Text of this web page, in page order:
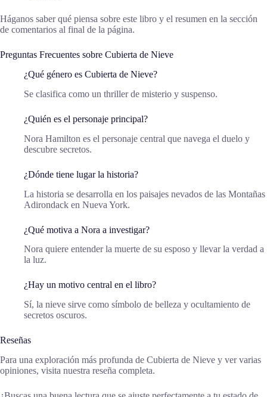
Háganos saber qué piensa sobre este libro y el resumen en la sección
de comentarios al final de la página.
Preguntas Frecuentes sobre Cubierta de Nieve
¿Qué género es Cubierta de Nieve?
Se clasifica como un thriller de misterio y suspenso.
¿Quién es el personaje principal?
Nora Hamilton es el personaje central que navega el duelo y
descubre secretos.
¿Dónde tiene lugar la historia?
La historia se desarrolla en los paisajes nevados de las Montañas
Adirondack en Nueva York.
¿Qué motiva a Nora a investigar?
Nora quiere entender la muerte de su esposo y llevar la verdad a
la luz.
¿Hay un motivo central en el libro?
Sí, la nieve sirve como símbolo de belleza y ocultamiento de
secretos oscuros.
Reseñas
Para una exploración más profunda de Cubierta de Nieve y ver varias
opiniones, visita nuestra reseña completa.